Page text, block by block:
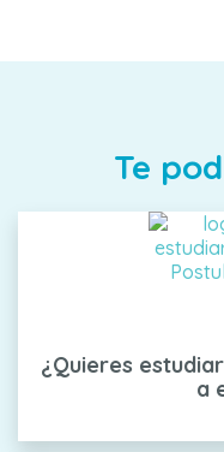
Te
¿Quieres
a